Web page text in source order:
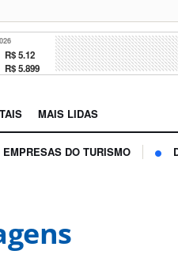
R$ 5.12
R$ 5.899
MAIS LIDAS
DO TURISMO